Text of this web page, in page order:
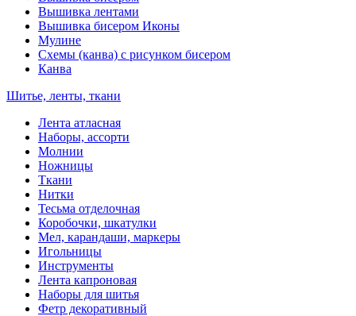
Вышивка лентами
Вышивка бисером Иконы
Мулине
Схемы (канва) с рисунком бисером
Канва
Шитье, ленты, ткани
Лента атласная
Наборы, ассорти
Молнии
Ножницы
Ткани
Нитки
Тесьма отделочная
Коробочки, шкатулки
Мел, карандаши, маркеры
Игольницы
Инструменты
Лента капроновая
Наборы для шитья
Фетр декоративный